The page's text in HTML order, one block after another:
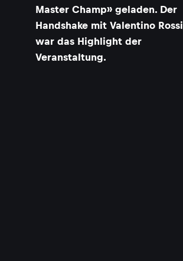
Master Champ» geladen. Der
Handshake mit Valentino Rossi
war das Highlight der
Veranstaltung.